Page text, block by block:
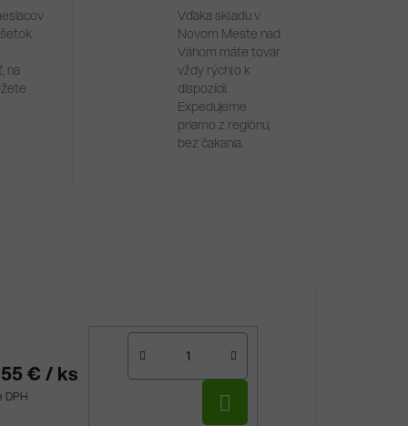
na
Vďaka skladu v
Novom Meste nad
Váhom máte tovar
vždy rýchlo k
dispozícii.
Expedujeme
priamo z regiónu,
bez čakania.
€ / ks
DPH